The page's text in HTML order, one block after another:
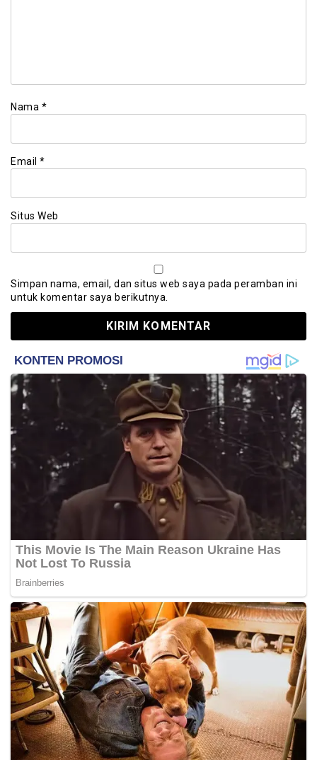
Nama *
Email *
Situs Web
Simpan nama, email, dan situs web saya pada peramban ini
untuk komentar saya berikutnya.